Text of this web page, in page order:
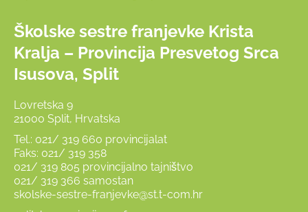
Školske sestre franjevke Krista
Kralja – Provincija Presvetog Srca
Isusova, Split
Lovretska 9
21000 Split, Hrvatska
Tel.: 021/ 319 660 provincijalat
Faks: 021/ 319 358
021/ 319 805 provincijalno tajništvo
021/ 319 366 samostan
skolske-sestre-franjevke@st.t-com.hr